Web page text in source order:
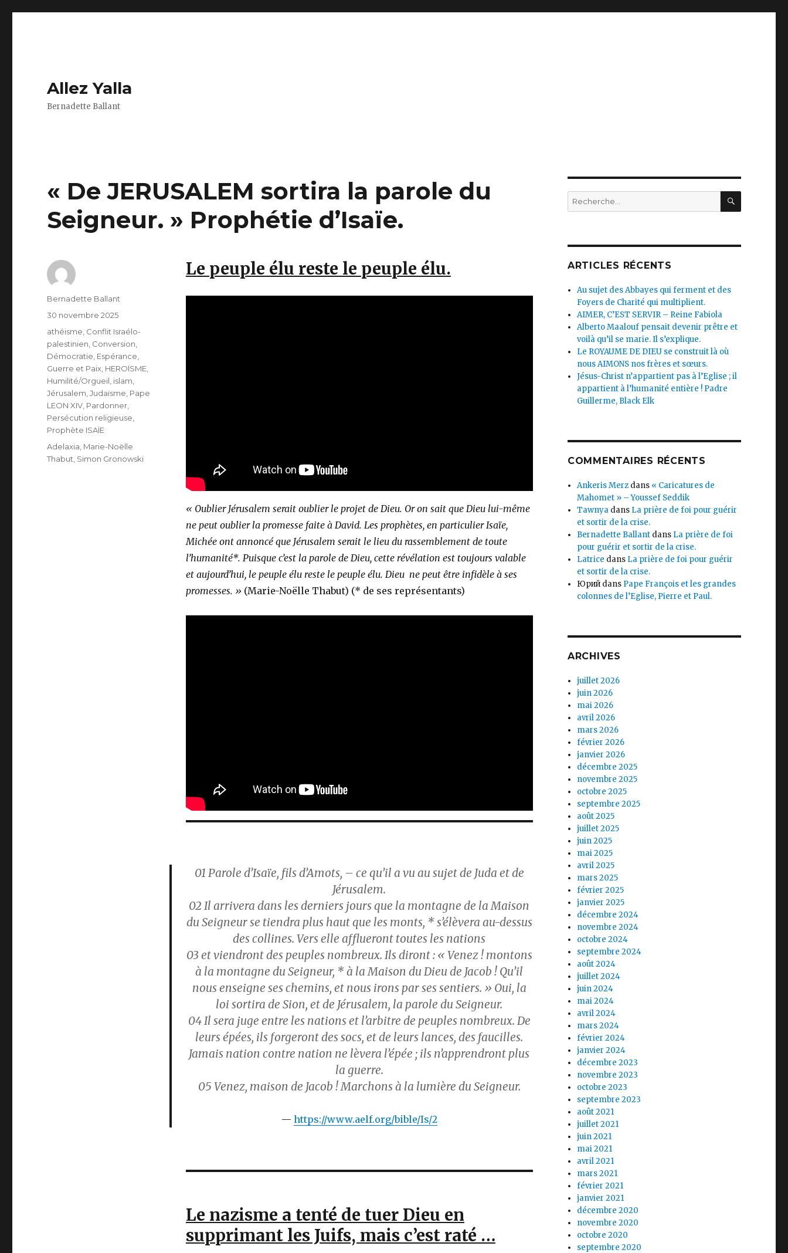
Allez Yalla
Bernadette Ballant
« De JERUSALEM sortira la parole du
Seigneur. » Prophétie d’Isaïe.
Le peuple élu reste le peuple élu.
« Oublier Jérusalem serait oublier le projet de Dieu. Or on sait que Dieu lui-même
ne peut oublier la promesse faite à David. Les prophètes, en particulier Isaïe,
Michée ont annoncé que Jérusalem serait le lieu du rassemblement de toute
l’humanité*. Puisque c’est la parole de Dieu, cette révélation est toujours valable
et aujourd’hui, le peuple élu reste le peuple élu. Dieu ne peut être infidèle à ses
promesses. » (Marie-Noëlle Thabut) (* de ses représentants)
01 Parole d’Isaïe, fils d’Amots, – ce qu’il a vu au sujet de Juda et de
Jérusalem.
02 Il arrivera dans les derniers jours que la montagne de la Maison
du Seigneur se tiendra plus haut que les monts, * s’élèvera au-dessus
des collines. Vers elle afflueront toutes les nations
03 et viendront des peuples nombreux. Ils diront : « Venez ! montons
à la montagne du Seigneur, * à la Maison du Dieu de Jacob ! Qu’il
nous enseigne ses chemins, et nous irons par ses sentiers. » Oui, la
loi sortira de Sion, et de Jérusalem, la parole du Seigneur.
04Il sera juge entre les nations et l’arbitre de peuples nombreux. De
leurs épées, ils forgeront des socs, et de leurs lances, des faucilles.
Jamais nation contre nation ne lèvera l’épée ; ils n’apprendront plus
la guerre.
05 Venez, maison de Jacob ! Marchons à la lumière du Seigneur.
https://www.aelf.org/bible/Is/2
Le nazisme a tenté de tuer Dieu en
supprimant les Juifs, mais c’est raté …
Auteur
Bernadette Ballant
Publié
30 novembre 2025
Catégories
athéisme Conflit Israélo-
palestinien Conversion
Démocratie Espérance
Guerre et Paix HEROÏSME
Humilité/Orgueil islam
Jérusalem ,Judaïsme Pape
LEON XIV Pardonner
Persécution religieuse
Prophète ISAÏE
Étiquettes
Adelaxia Marie-Noëlle
Thabut Simon Gronowski
Recherche
pour
ARTICLES RÉCENTS
Au sujet des Abbayes qui ferment et des
Foyers de Charité qui multiplient.
AIMER, C’EST SERVIR – Reine Fabiola
Alberto Maalouf pensait devenir prêtre et
voilà qu’il se marie. Il s’explique.
Le ROYAUME DE DIEU se construit là où
nous AIMONS nos frères et sœurs.
Jésus-Christ n’appartient pas à l’Eglise ; il
appartient à l’humanité entière ! Padre
Guillerme, Black Elk
COMMENTAIRES RÉCENTS
Ankeris Merz dans « Caricatures de
Mahomet » – Youssef Seddik
Tawnya dans La prière de foi pour guérir
et sortir de la crise.
Bernadette Ballant dans La prière de foi
pour guérir et sortir de la crise.
Latrice dans La prière de foi pour guérir
et sortir de la crise.
Юрий dans Pape François et les grandes
colonnes de l’Eglise, Pierre et Paul.
ARCHIVES
juillet 2026
juin 2026
mai 2026
avril 2026
mars 2026
février 2026
janvier 2026
décembre 2025
novembre 2025
octobre 2025
septembre 2025
août 2025
juillet 2025
juin 2025
mai 2025
avril 2025
mars 2025
février 2025
janvier 2025
décembre 2024
novembre 2024
octobre 2024
septembre 2024
août 2024
juillet 2024
juin 2024
mai 2024
avril 2024
mars 2024
février 2024
janvier 2024
décembre 2023
novembre 2023
octobre 2023
septembre 2023
août 2021
juillet 2021
juin 2021
mai 2021
avril 2021
mars 2021
février 2021
janvier 2021
décembre 2020
novembre 2020
octobre 2020
septembre 2020